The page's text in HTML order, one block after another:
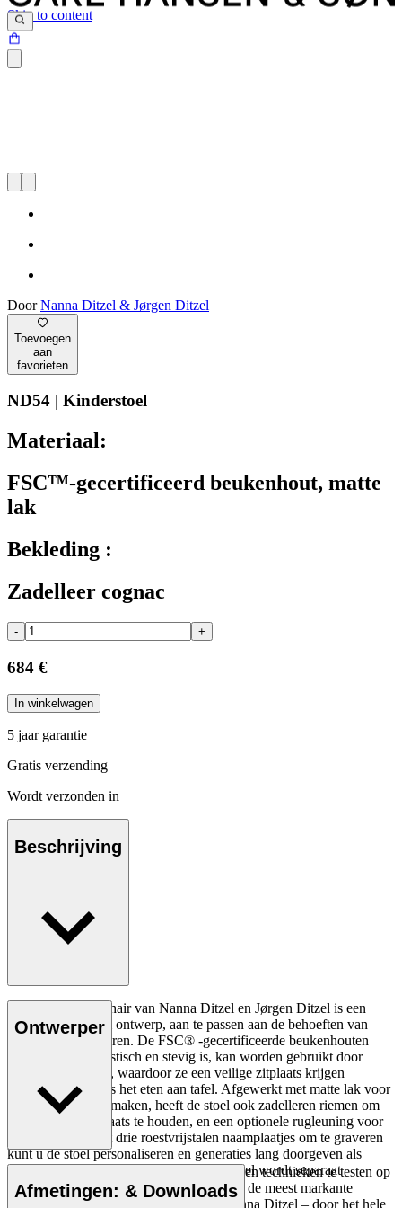
Skip to content
DoorNanna Ditzel & Jørgen Ditzel
Toevoegen
aan
favorieten
ND54 | Kinderstoel
Materiaal:
FSC™-gecertificeerd beukenhout, matte
lak
Bekleding :
Zadelleer cognac
- +
684 €
In winkelwagen
5 jaar garantie
Gratis verzending
Wordt verzonden in
Beschrijving
De ND54 High Chair van Nanna Ditzel en Jørgen Ditzel is een
mooi en duurzaam ontwerp, aan te passen aan de behoeften van
opgroeiende kinderen. De FSC® -gecertificeerde beukenhouten
stoel, die minimalistisch en stevig is, kan worden gebruikt door
kinderen tot 15 kg, waardoor ze een veilige zitplaats krijgen
aangeboden tijdens het eten aan tafel. Afgewerkt met matte lak voor
eenvoudig schoonmaken, heeft de stoel ook zadelleren riemen om
de baby op zijn plaats te houden, en een optionele rugleuning voor
extra comfort. Met drie roestvrijstalen naamplaatjes om te graveren
kunt u de stoel personaliseren en generaties lang doorgeven als
familiestuk. Baby Backrest voor kinderstoel wordt separaat
verkocht.
Ontwerper
Het verlangen om de ruimte te verkennen en technieken te testen op
de grens van het mogelijke leidde een van de meest markante
persoonlijkheden van Deens design – Nanna Ditzel – door het hele
Afmetingen: & Downloads